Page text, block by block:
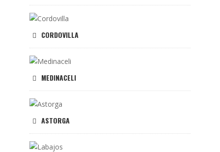
CORDOVILLA
MEDINACELI
ASTORGA